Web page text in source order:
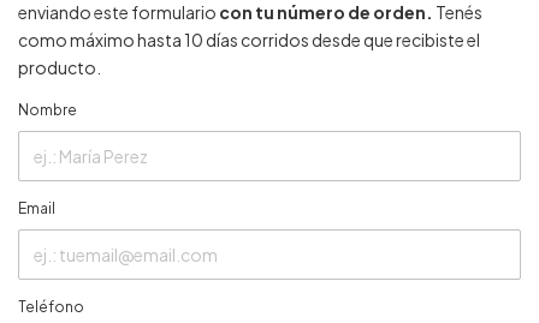
enviando este formulario con tu número de orden. Tenés
como máximo hasta 10 días corridos desde que recibiste el
producto.
Nombre
Email
Teléfono